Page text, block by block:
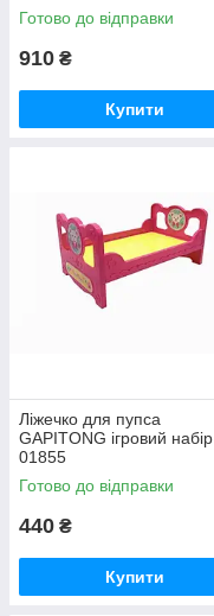
Готово до відправки
910 ₴
Купити
Ліжечко для пупса
GAPITONG ігровий набір
01855
Готово до відправки
440 ₴
Купити